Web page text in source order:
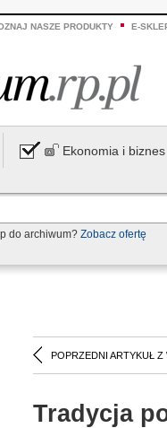
NASZE PRODUKTY E-
Ekonomia i biznes
do archiwum? Zobacz ofertę
POPRZEDNI ARTYKUŁ Z
Tradycja